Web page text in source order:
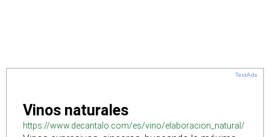
TextAds
Vinos naturales
https://www.decantalo.com/es/vino/elaboracion_natural/